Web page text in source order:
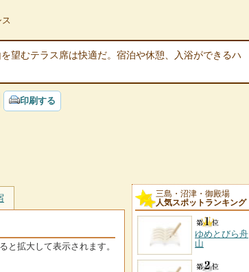
ス
望むテラス席は快適だ。宿泊や休憩、入浴ができるハ
印刷する
と拡大して表示されます。
三島・沼津・御殿場
人気スポットランキング
ゆめとびら舟
山